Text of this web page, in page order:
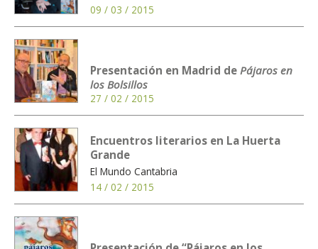
09 / 03 / 2015
Presentación en Madrid de Pájaros en
los Bolsillos
27 / 02 / 2015
Encuentros literarios en La Huerta
Grande
El Mundo Cantabria
14 / 02 / 2015